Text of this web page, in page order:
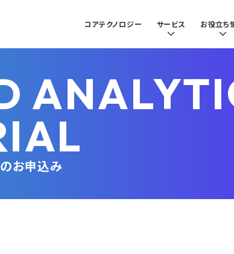
コアテクノロジー サービス お役立ち
お申込み